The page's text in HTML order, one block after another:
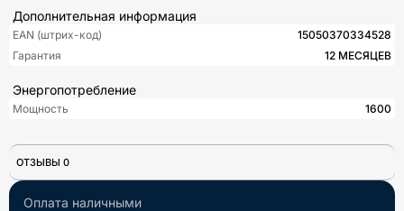
Оплата наличными
Дополнительная информация
EAN (штрих-код)
15050370334528
Гарантия
12 МЕСЯЦЕВ
Энергопотребление
Мощность 1600
ОТЗЫВЫ 0